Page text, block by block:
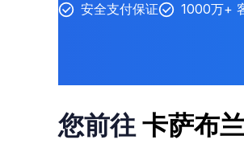
安全支付保证 1000万+
您前往卡萨布